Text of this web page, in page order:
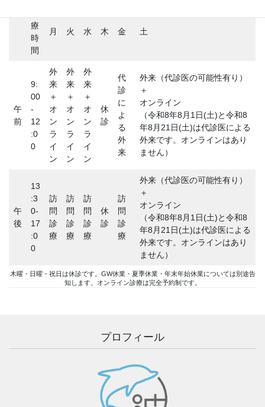
療
時
間
月 火 水 木 金 土
午
前
9:
00
-
12
:0
0
外
来
＋
オ
ン
ラ
イ
ン
外
来
＋
オ
ン
ラ
イ
ン
外
来
＋
オ
ン
ラ
イ
ン
休
診
代
診
に
よ
る
外
来
外来（代診医の可能性有り）
＋
オンライン
（令和8年8月1日(土)と令和8
年8月21日(土)は代診医による
外来です。オンラインはあり
ません）
午
後
13
:3
0-
17
:0
0
訪
問
診
療
訪
問
診
療
訪
問
診
療
休
診
訪
問
診
療
外来（代診医の可能性有り）
＋
オンライン
（令和8年8月1日(土)と令和8
年8月21日(土)は代診医による
外来です。オンラインはあり
ません）
木曜・日曜・祝日は休診です。GW休業・夏季休業・年末年始休業については別途告
知します。オンライン診療は完全予約制です。
プロフィール